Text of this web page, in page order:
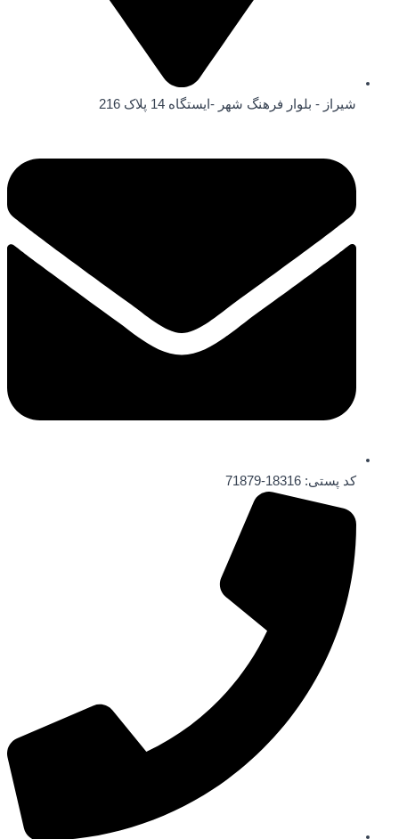
شیراز - بلوار فرهنگ شهر -ایستگاه 14 پلاک 216
کد پستی: 18316-71879